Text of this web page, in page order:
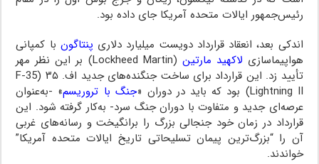
رئیس‌جمهور ایالات متحده آمریکا جای داده بود.
اندکی بعد، انعقاد قرارداد دویست میلیارد دلاری پنتاگون با کمپانی
هواپیماسازی لاکهید مارتین (
Lockheed Martin) بر این نظر مهر
تأیید زد. این قرارداد برای ساخت جنگنده‌های جدید اف. ۳۵ (
F-35
Lightning II) بود که باید در دوران «جنگ با تروریسم» -به‌عنوان
عرصه‌ای جدید و متفاوت با دوران جنگ سرد- به‌کار گرفته شود. این
قرارداد در زمان خود جنجالی بزرگ را برانگیخت و رسانه‌های غربی
آن را “بزرگ‌ترین پیمان تسلیحاتی تاریخ ایالات متحده آمریکا”
خواندند.